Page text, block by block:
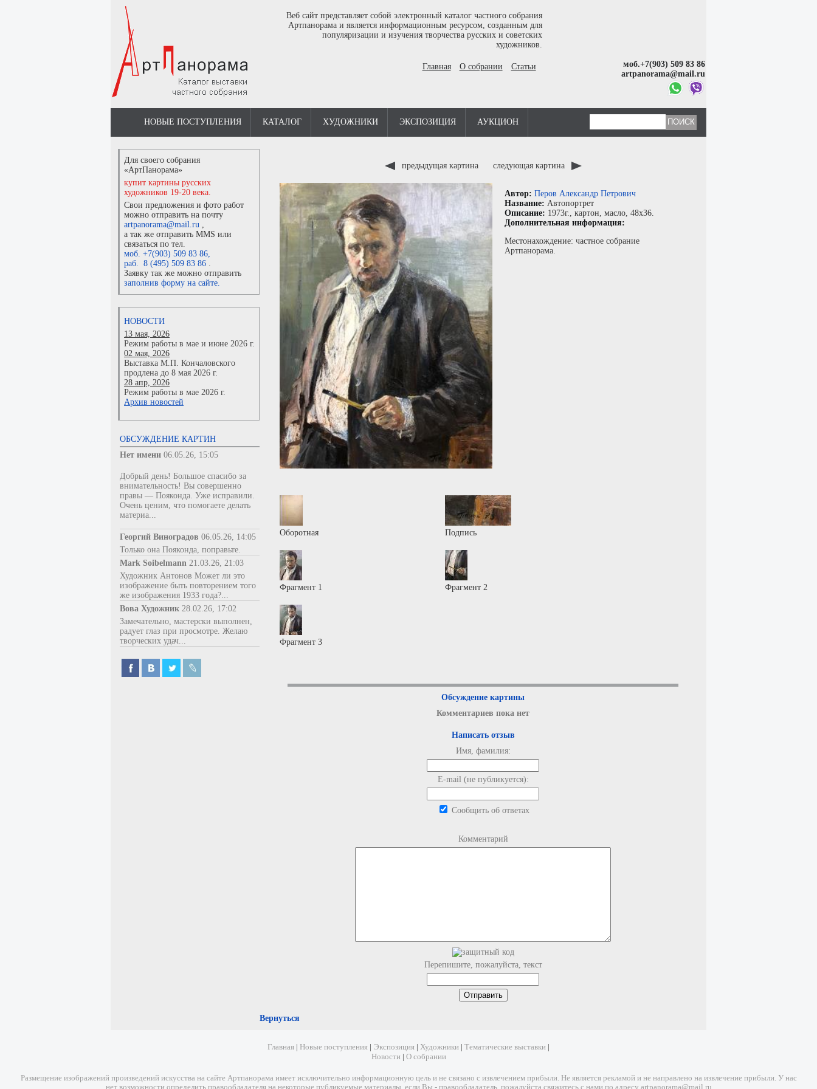
Веб сайт представляет собой электронный каталог частного собрания
Артпанорама и является информационным ресурсом, созданным для
популяризации и изучения творчества русских и советских
художников.
Главная О собрании Статьи
моб.+7(903) 509 83 86
artpanorama@mail.ru
НОВЫЕ ПОСТУПЛЕНИЯ КАТАЛОГ ХУДОЖНИКИ ЭКСПОЗИЦИЯ АУКЦИОН
Для своего собрания
«АртПанорама»
купит картины русских
художников 19-20 века.
Свои предложения и фото работ
можно отправить на почту
artpanorama@mail.ru ,
а так же отправить MMS или
связаться по тел.
моб. +7(903) 509 83 86,
раб. 8 (495) 509 83 86 .
Заявку так же можно отправить
заполнив форму на сайте.
НОВОСТИ
13 мая, 2026
Режим работы в мае и июне 2026 г.
02 мая, 2026
Выставка М.П. Кончаловского
продлена до 8 мая 2026 г.
28 апр, 2026
Режим работы в мае 2026 г.
Архив новостей
ОБСУЖДЕНИЕ КАРТИН
Нет имени 06.05.26, 15:05
Добрый день! Большое спасибо за
внимательность! Вы совершенно
правы — Пояконда. Уже исправили.
Очень ценим, что помогаете делать
материа...
Георгий Виноградов 06.05.26, 14:05
Только она Пояконда, поправьте.
Mark Soibelmann 21.03.26, 21:03
Художник Антонов Может ли это
изображение быть повторением того
же изображения 1933 года?...
Вова Художник 28.02.26, 17:02
Замечательно, мастерски выполнен,
радует глаз при просмотре. Желаю
творческих удач...
предыдущая картина следующая картина
Автор: Перов Александр Петрович
Название: Автопортрет
Описание: 1973г., картон, масло, 48x36.
Дополнительная информация:
Местонахождение: частное собрание
Артпанорама.
Оборотная Подпись
Фрагмент 1 Фрагмент 2
Фрагмент 3
Обсуждение картины
Комментариев пока нет
Написать отзыв
Имя, фамилия:
E-mail (не публикуется):
Сообщить об ответах
Комментарий
Перепишите, пожалуйста, текст
Вернуться
Главная Новые поступления Экспозиция Художники Тематические выставки
Новости| О собрании
Размещение изображений произведений искусства на сайте Артпанорама имеет исключительно информационную цель и не связано с извлечением прибыли. Не является рекламой и не направлено на извлечение прибыли. У нас
нет возможности определить правообладателя на некоторые публикуемые материалы, если Вы - правообладатель, пожалуйста свяжитесь с нами по адресу artpanorama@mail.ru